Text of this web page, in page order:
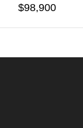
$98,900